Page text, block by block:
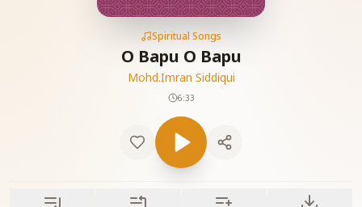
Spiritual Songs
O Bapu O Bapu
Mohd.Imran Siddiqui
6:33